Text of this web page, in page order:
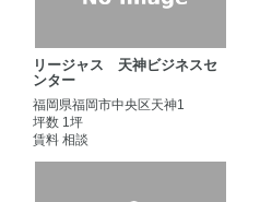
リージャス 天神ビジネスセ
ンター
福岡県福岡市中央区天神1
坪数 1坪
賃料 相談